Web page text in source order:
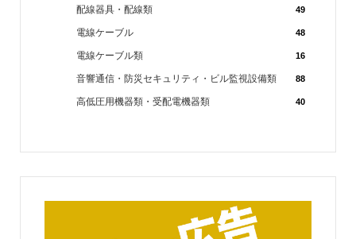
配線器具・配線類 49
電線ケーブル 48
電線ケーブル類 16
音響通信・防災セキュリティ・ビル監視設備類 88
高低圧用機器類・受配電機器類 40